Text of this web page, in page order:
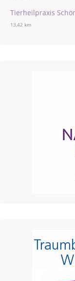
Tierheilpraxis
13,42 km